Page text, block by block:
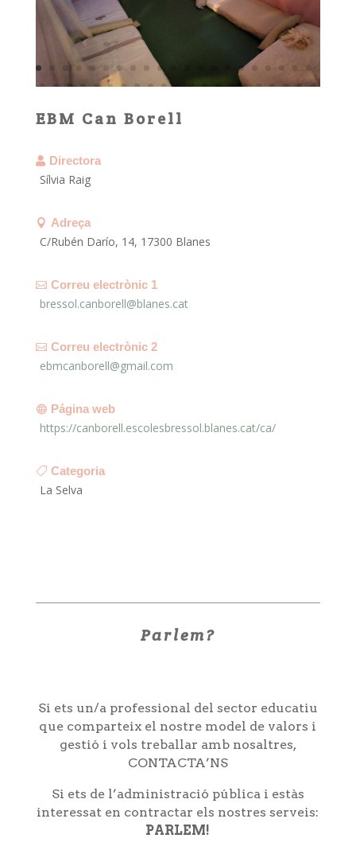
EBM Can Borell
 Directora
Sílvia Raig
 Adreça
C/Rubén Darío, 14, 17300 Blanes
 Correu electrònic 1
bressol.canborell@blanes.cat
 Correu electrònic 2
ebmcanborell@gmail.com
 Página web
https://canborell.escolesbressol.blanes.cat/ca/
 Categoria
La Selva
Parlem?
Si ets un/a professional del sector educatiu
que comparteix el nostre model de valors i
gestió i vols treballar amb nosaltres,
CONTACTA’NS
Si ets de l’administració pública i estàs
interessat en contractar els nostres serveis:
PARLEM!